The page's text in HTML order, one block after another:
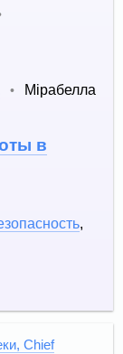
•
Мірабелла
в
,
Chief